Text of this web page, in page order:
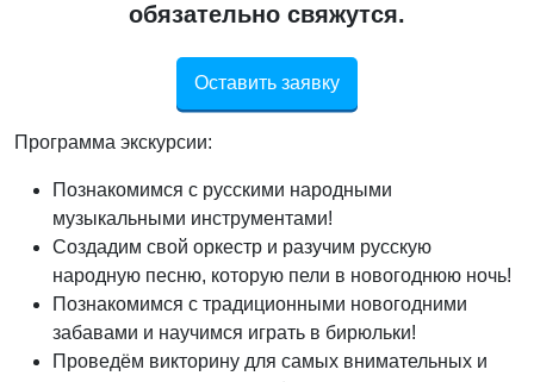
обязательно свяжутся.
Оставить заявку
Программа экскурсии:
Познакомимся с русскими народными
музыкальными инструментами!
Создадим свой оркестр и разучим русскую
народную песню, которую пели в новогоднюю ночь!
Познакомимся с традиционными новогодними
забавами и научимся играть в бирюльки!
Проведём викторину для самых внимательных и